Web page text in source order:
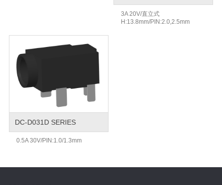
3A 20V/直立式
H:13.8mm/PIN:2.0,2.5mm
DC-D031D SERIES
0.5A 30V/PIN:1.0/1.3mm